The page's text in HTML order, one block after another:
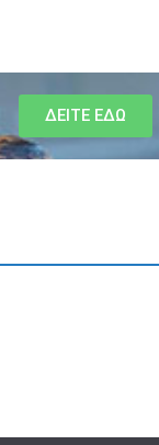
ΔΕΙΤΕ ΕΔΩ